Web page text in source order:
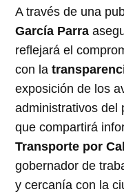
A través de una
García Parra
reflejará el
con la
exposición de los
administrativos del
que compartirá
Transporte por
gobernador de
y cercanía con la